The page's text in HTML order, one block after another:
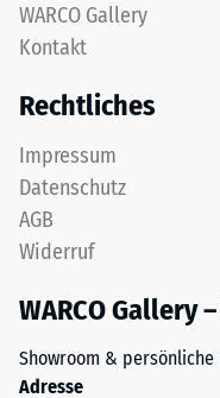
WARCO Gallery
Kontakt
Rechtliches
Impressum
Datenschutz
AGB
Widerruf
WARCO Gallery
Showroom & persönliche
Adresse